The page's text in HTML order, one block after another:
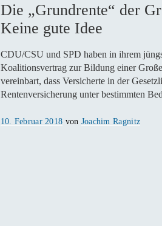
Die „Grundrente“ der
Keine gute Idee
CDU/CSU und SPD haben in ihrem
Koalitionsvertrag zur Bildung einer
vereinbart, dass Versicherte in der
Rentenversicherung unter bestimmten
Veröffentlicht
10. Februar 2018 von Joachim Ragnitz